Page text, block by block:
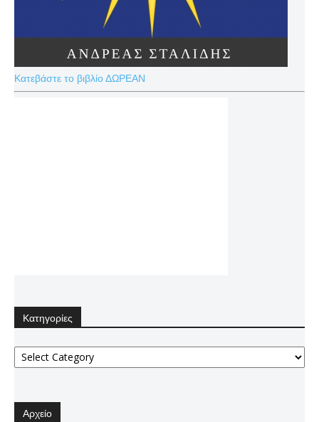
Κατεβάστε το βιβλίο ΔΩΡΕΑΝ
Κατηγορίες
Κατηγορίες
Αρχείο